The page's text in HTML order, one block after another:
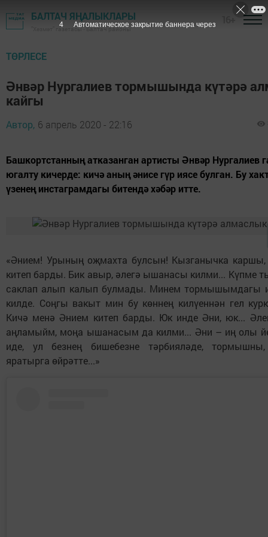
БАЛТАЧ ЯҢАЛЫКЛАРЫ
"Хезмәт" газетасы - Балтач районы
ТӨРЛЕСЕ
Әнвәр Нургалиев тормышында күтәрә
кайгы
Автор, 6 апрель 2020 - 22:16
Башкортстанның атказанган артисты Әнвәр Нургалиев
югалту кичерде: кичә аның әнисе гүр иясе булган. Бу
үзенең инстаграмдагы битендә хәбәр итте.
«Әнием! Урының оҗмахта булсын! Кызганычка каршы,
китеп барды. Бик авыр, әлегә ышанасы килми... Күпме
саклап алып калып булмады. Минем тормышымдагы
килде. Соңгы вакыт мин бу көннең килүеннән гел
Кичә менә Әнием китеп барды. Юк инде Әни, юк...
аңламыйм, моңа ышанасым да килми... Әни – иң олы
иде, ул безнең бишебезне тәрбияләде, тормышны,
яратырга өйрәтте...»
3 Автоматическое закрытие баннера через